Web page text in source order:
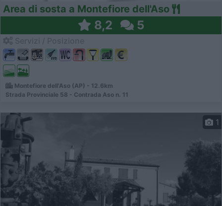
Area di sosta a Montefiore dell'Aso
8,2 5
Montefiore dell'Aso (AP) - 12.6km
Strada Provinciale 58 - Contrada Aso n. 11
1